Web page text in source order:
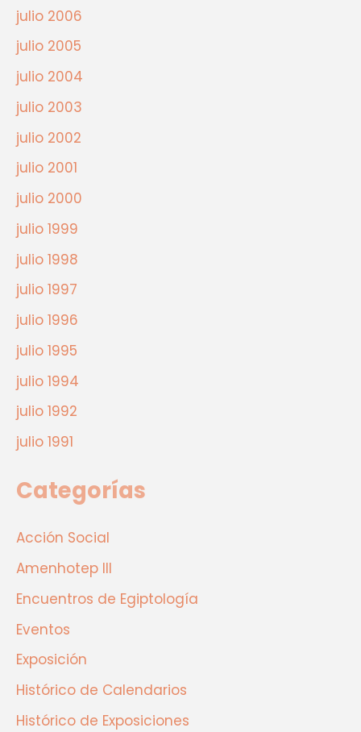
julio 2006
julio 2005
julio 2004
julio 2003
julio 2002
julio 2001
julio 2000
julio 1999
julio 1998
julio 1997
julio 1996
julio 1995
julio 1994
julio 1992
julio 1991
Categorías
Acción Social
Amenhotep III
Encuentros de Egiptología
Eventos
Exposición
Histórico de Calendarios
Histórico de Exposiciones